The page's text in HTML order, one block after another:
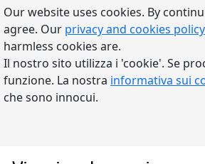
Our website uses cookies. By
agree. Our privacy and cookies policy
harmless cookies are.
Il nostro sito utilizza i 'cookie'. Se
funzione. La nostra informativa sui
che sono innocui.